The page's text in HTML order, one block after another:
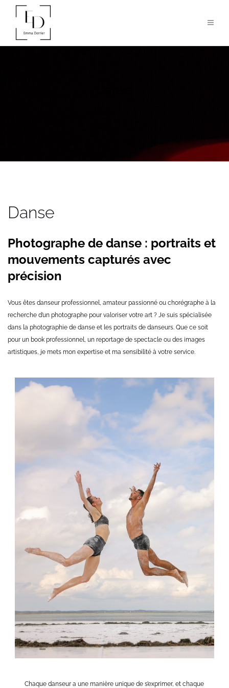
Danse
Photographe de danse : portraits et
mouvements capturés avec
précision
Vous êtes danseur professionnel, amateur passionné ou chorégraphe à la
recherche d’un photographe pour valoriser votre art ? Je suis spécialisée
dans la photographie de danse et les portraits de danseurs. Que ce soit
pour un book professionnel, un reportage de spectacle ou des images
artistiques, je mets mon expertise et ma sensibilité à votre service.
Chaque danseur a une manière unique de s’exprimer, et chaque